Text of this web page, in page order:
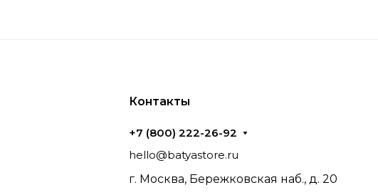
Контакты
+7 (800) 222-26-92
hello@batyastore.ru
г. Москва, Бережковская наб., д. 20